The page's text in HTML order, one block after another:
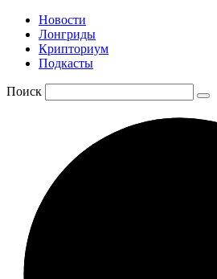
Новости
Лонгриды
Крипториум
Подкасты
Поиск